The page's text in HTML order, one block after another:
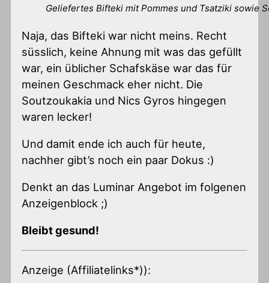
Geliefertes Bifteki mit Pommes und Tsatziki sowie
Naja, das Bifteki war nicht meins. Recht
süsslich, keine Ahnung mit was das gefüllt
war, ein üblicher Schafskäse war das für
meinen Geschmack eher nicht. Die
Soutzoukakia und Nics Gyros hingegen
waren lecker!
Und damit ende ich auch für heute,
nachher gibt’s noch ein paar Dokus :)
Denkt an das Luminar Angebot im folgenen
Anzeigenblock ;)
Bleibt gesund!
Anzeige (Affiliatelinks*)):